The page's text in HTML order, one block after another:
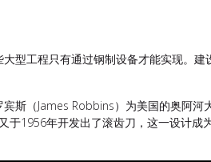
型工程只有通过钢制设备才能实现。建
斯（James Robbins）为美国的奥阿河
于1956年开发出了滚齿刀，这一设计成